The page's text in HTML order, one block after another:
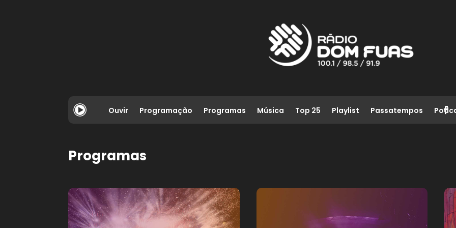
Ouvir Programação Programas Música Top 25 Playlist Passatempos
Programas